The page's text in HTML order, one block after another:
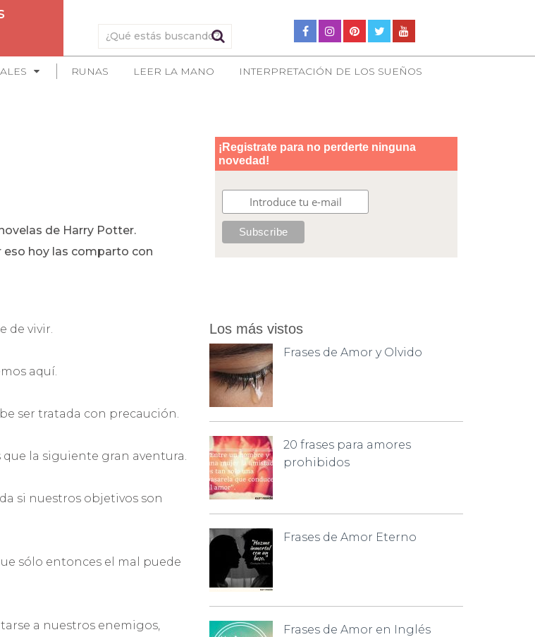
RUNAS LEER LA MANO INTERPRETACIÓN DE LOS SUEÑOS
de Harry Potter.
hoy las comparto con
de vivir.
aquí.
ser tratada con precaución.
la siguiente gran aventura.
si nuestros objetivos son
sólo entonces el mal puede
a nuestros enemigos,
Los más vistos
Frases de Amor y Olvido
20 frases para amores
prohibidos
Frases de Amor Eterno
Frases de Amor en Inglés